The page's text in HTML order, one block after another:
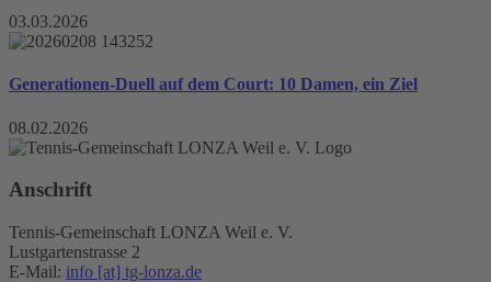
03.03.2026
Generationen-Duell auf dem Court: 10 Damen, ein Ziel
08.02.2026
Anschrift
Tennis-Gemeinschaft LONZA Weil e. V.
Lustgartenstrasse 2
E-Mail: info [at] tg-lonza.de